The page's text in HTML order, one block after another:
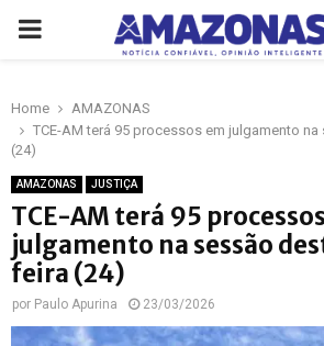
PRIMARY
Home
AMAZONAS
TCE-AM terá 95 processos em julgamento
(24)
AMAZONAS JUSTIÇA
TCE-AM terá 95
julgamento na sessão
feira (24)
por Paulo Apurina 23/03/2026